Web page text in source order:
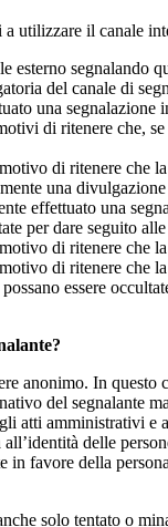
utilizzare il canale
esterno segnalando
del canale di
una segnalazione
di ritenere che,
di ritenere che
una
effettuato una
per dare seguito
di ritenere che
di ritenere che
essere
anonimo. In questo
del segnalante
atti amministrativi
all’identità delle
in favore della
solo tentato o